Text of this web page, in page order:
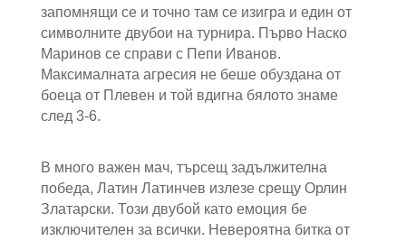
запомнящи се и точно там се изигра и един от
символните двубои на турнира. Първо Наско
Маринов се справи с Пепи Иванов.
Максималната агресия не беше обуздана от
боеца от Плевен и той вдигна бялото знаме
след 3-6.
В много важен мач, търсещ задължителна
победа, Латин Латинчев излезе срещу Орлин
Златарски. Този двубой като емоция бе
изключителен за всички. Невероятна битка от